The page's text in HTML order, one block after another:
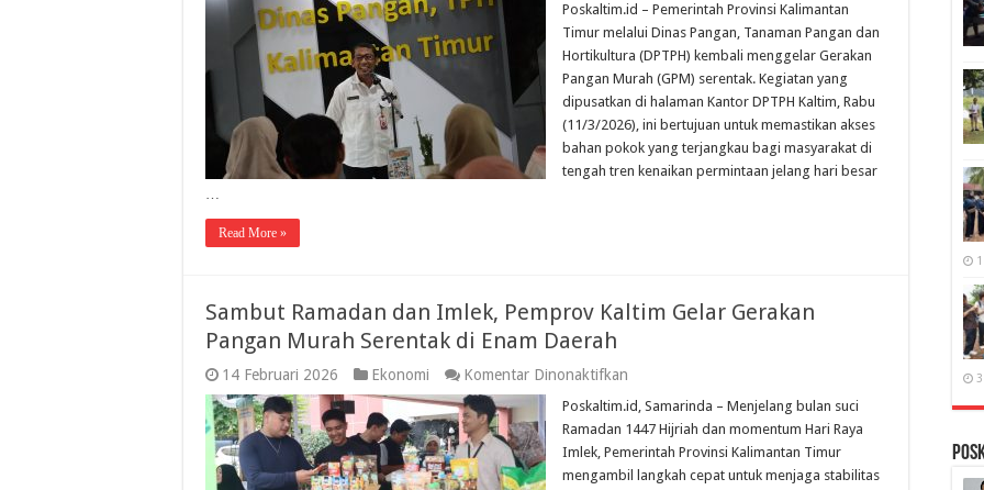
Stabilitas
Harga
Jelang
Hari
Raya,
Pemprov
Kaltim
Gelar
Gerakan
Pangan
Poskaltim.id – Pemerintah Provinsi Kalimantan
Timur melalui Dinas Pangan, Tanaman Pangan dan
Hortikultura (DPTPH) kembali menggelar Gerakan
Pangan Murah (GPM) serentak. Kegiatan yang
dipusatkan di halaman Kantor DPTPH Kaltim, Rabu
(11/3/2026), ini bertujuan untuk memastikan akses
bahan pokok yang terjangkau bagi masyarakat di
tengah tren kenaikan permintaan jelang hari besar
…
Read More »
Sambut Ramadan dan Imlek, Pemprov Kaltim Gelar Gerakan
Pangan Murah Serentak di Enam Daerah
14 Februari 2026 Ekonomi Komentar Dinonaktifkan
Ramadan
dan
Imlek,
Pemprov
Kaltim
Poskaltim.id, Samarinda – Menjelang bulan suci
Ramadan 1447 Hijriah dan momentum Hari Raya
Imlek, Pemerintah Provinsi Kalimantan Timur
mengambil langkah cepat untuk menjaga stabilitas